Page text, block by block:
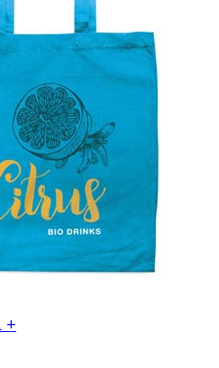
+